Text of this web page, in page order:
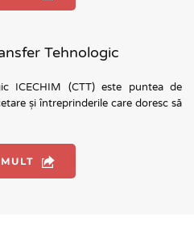
Tehnologic
ICECHIM (CTT) este puntea de
și întreprinderile care doresc să